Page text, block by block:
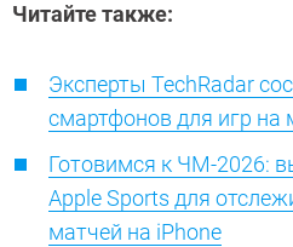
Читайте также:
Эксперты TechRadar
смартфонов для игр на
Готовимся к ЧМ-2026:
Apple Sports для
матчей на iPhone